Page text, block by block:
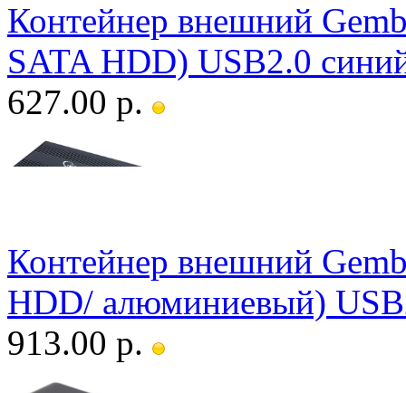
Контейнер внешний
SATA HDD) USB2.0
627.00 р.
Контейнер внешний
HDD/ алюминиевый)
913.00 р.